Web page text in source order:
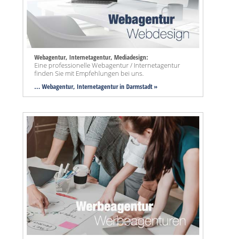
Webagentur, Internetagentur, Mediadesign:
Eine professionelle Webagentur / Internetagentur
finden Sie mit Empfehlungen bei uns.
... Webagentur, Internetagentur in Darmstadt »